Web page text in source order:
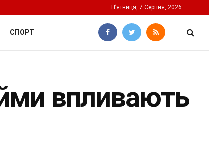
П’ятниця, 7 Серпня, 2026
СПОРТ
впливають